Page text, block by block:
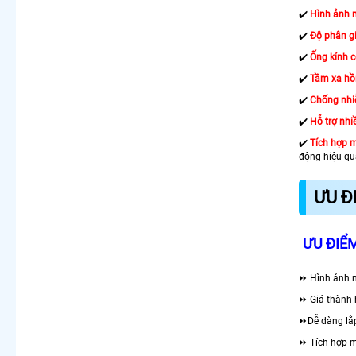
✔️ Hình ảnh
✔️ Độ phân
✔️ Ống kính
✔️ Tầm xa
✔️ Chống
✔️ Hỗ trợ
✔️ Tích hợp
động hiệu
ƯU
ƯU
⏩ Hình ảnh
⏩ Giá thành
⏩Dễ dàng
⏩ Tích hợp